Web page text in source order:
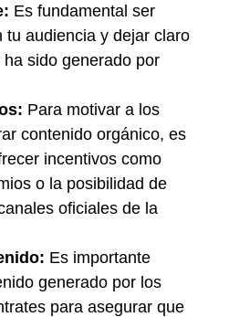
Es fundamental ser
tu audiencia y dejar claro
sido generado por
Para motivar a los
contenido orgánico, es
incentivos como
o la posibilidad de
oficiales de la
Es importante
generado por los
para asegurar que